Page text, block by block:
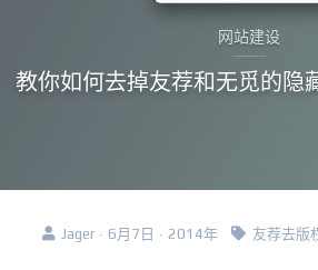
网站建设
教你如何去掉友荐和无觅的隐
Jager · 6月7日 · 2014年 友荐去版